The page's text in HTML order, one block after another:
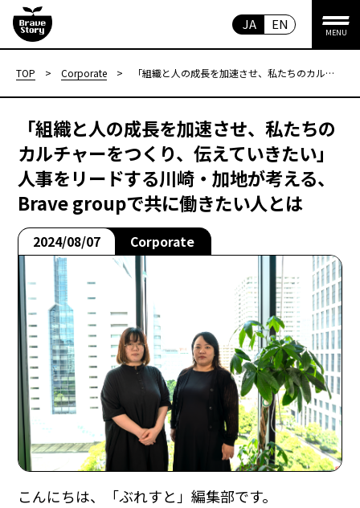
EN
JA
MENU
TOP > Corporate >
「組織と人の成長を加速させ、私たちのカル
ードする川崎・加地が考える、Brave groupで
「組織と人の成長を加速させ、私たちの
カルチャーをつくり、伝えていきたい」
人事をリードする川崎・加地が考える、
Brave groupで共に働きたい人とは
2024/08/07 Corporate
こんにちは、「ぶれすと」編集部です。